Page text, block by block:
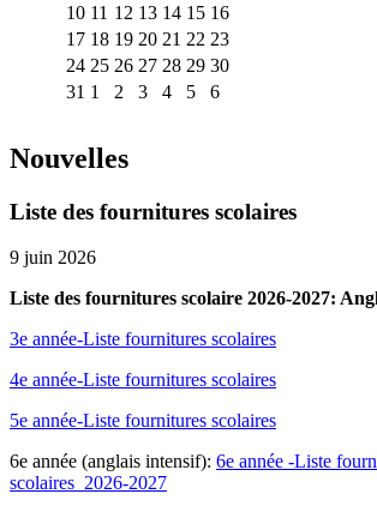
10 11 12 13 14 15 16
17 18 19 20 21 22 23
24 25 26 27 28 29 30
31 1 2 3 4 5 6
Nouvelles
Liste des fournitures scolaires
9 juin 2026
Liste des fournitures scolaire 2026-2027:
3e année-Liste fournitures scolaires
4e année-Liste fournitures scolaires
5e année-Liste fournitures scolaires
6e année (anglais intensif): 6e année -Liste
scolaires_2026-2027